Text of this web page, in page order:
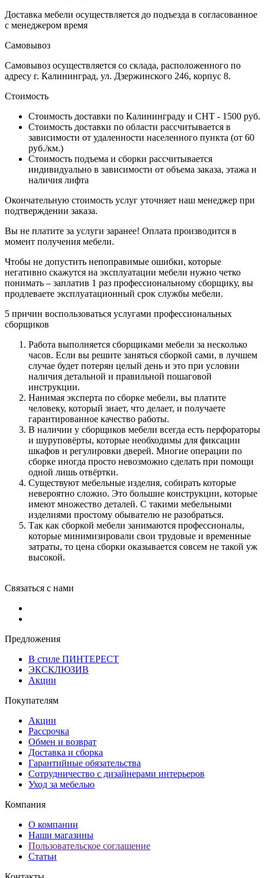
Доставка мебели осуществляется до подъезда в согласованное
с менеджером время
Самовывоз
Самовывоз осуществляется со склада, расположенного по
адресу г. Калининград, ул. Дзержинского 246, корпус 8.
Стоимость
Стоимость доставки по Калининграду и СНТ - 1500 руб.
Стоимость доставки по области рассчитывается в
зависимости от удаленности населенного пункта (от 60
руб./км.)
Стоимость подъема и сборки рассчитывается
индивидуально в зависимости от объема заказа, этажа и
наличия лифта
Окончательную стоимость услуг уточняет наш менеджер при
подтверждении заказа.
Вы не платите за услуги заранее! Оплата производится в
момент получения мебели.
Чтобы не допустить непоправимые ошибки, которые
негативно скажутся на эксплуатации мебели нужно четко
понимать – заплатив 1 раз профессиональному сборщику, вы
продлеваете эксплуатационный срок службы мебели.
5 причин воспользоваться услугами профессиональных
сборщиков
Работа выполняется сборщиками мебели за несколько
часов. Если вы решите заняться сборкой сами, в лучшем
случае будет потерян целый день и это при условии
наличия детальной и правильной пошаговой
инструкции.
Нанимая эксперта по сборке мебели, вы платите
человеку, который знает, что делает, и получаете
гарантированное качество работы.
В наличии у сборщиков мебели всегда есть перфораторы
и шуруповёрты, которые необходимы для фиксации
шкафов и регулировки дверей. Многие операции по
сборке иногда просто невозможно сделать при помощи
одной лишь отвёртки.
Существуют мебельные изделия, собирать которые
невероятно сложно. Это большие конструкции, которые
имеют множество деталей. С такими мебельными
изделиями простому обывателю не разобраться.
Так как сборкой мебели занимаются профессионалы,
которые минимизировали свои трудовые и временные
затраты, то цена сборки оказывается совсем не такой уж
высокой.
Связаться с нами
Предложения
В стиле ПИНТЕРЕСТ
ЭКСКЛЮЗИВ
Акции
Покупателям
Акции
Рассрочка
Обмен и возврат
Доставка и сборка
Гарантийные обязательства
Сотрудничество с дизайнерами интерьеров
Уход за мебелью
Компания
О компании
Наши магазины
Пользовательское соглашение
Статьи